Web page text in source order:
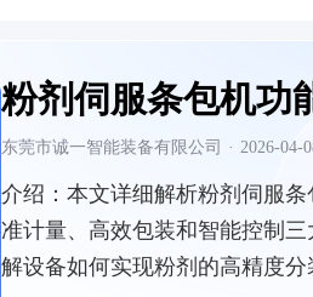
粉剂伺服条包机功
东莞市诚一智能装备有限公司 · 2026-04-
介绍： 本文详细解析粉剂伺服
准计量、高效包装和智能控制
解设备如何实现粉剂的高精度分